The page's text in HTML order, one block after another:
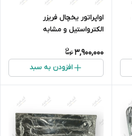
اواپراتور یخچال فریزر
الکترواستیل و مشابه
3,900,000
افزودن به سبد